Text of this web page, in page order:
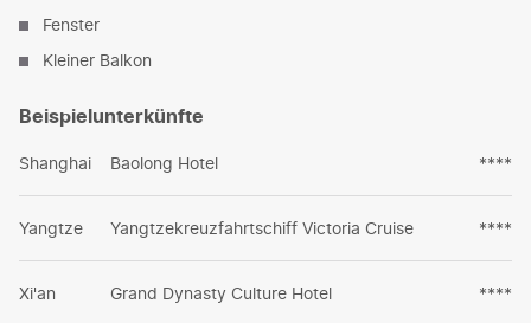
Fenster
Kleiner Balkon
Beispielunterkünfte
Shanghai Baolong Hotel ****
Yangtze Yangtzekreuzfahrtschiff Victoria Cruise ****
Xi'an Grand Dynasty Culture Hotel ****